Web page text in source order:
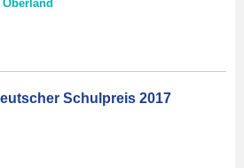
Oberland
Schulpreis 2017